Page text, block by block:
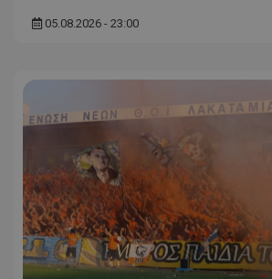
05.08.2026 - 23:00